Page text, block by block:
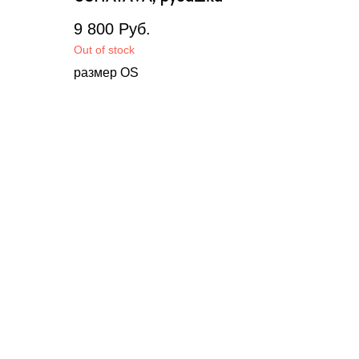
9 800 Руб.
Out of stock
размер OS